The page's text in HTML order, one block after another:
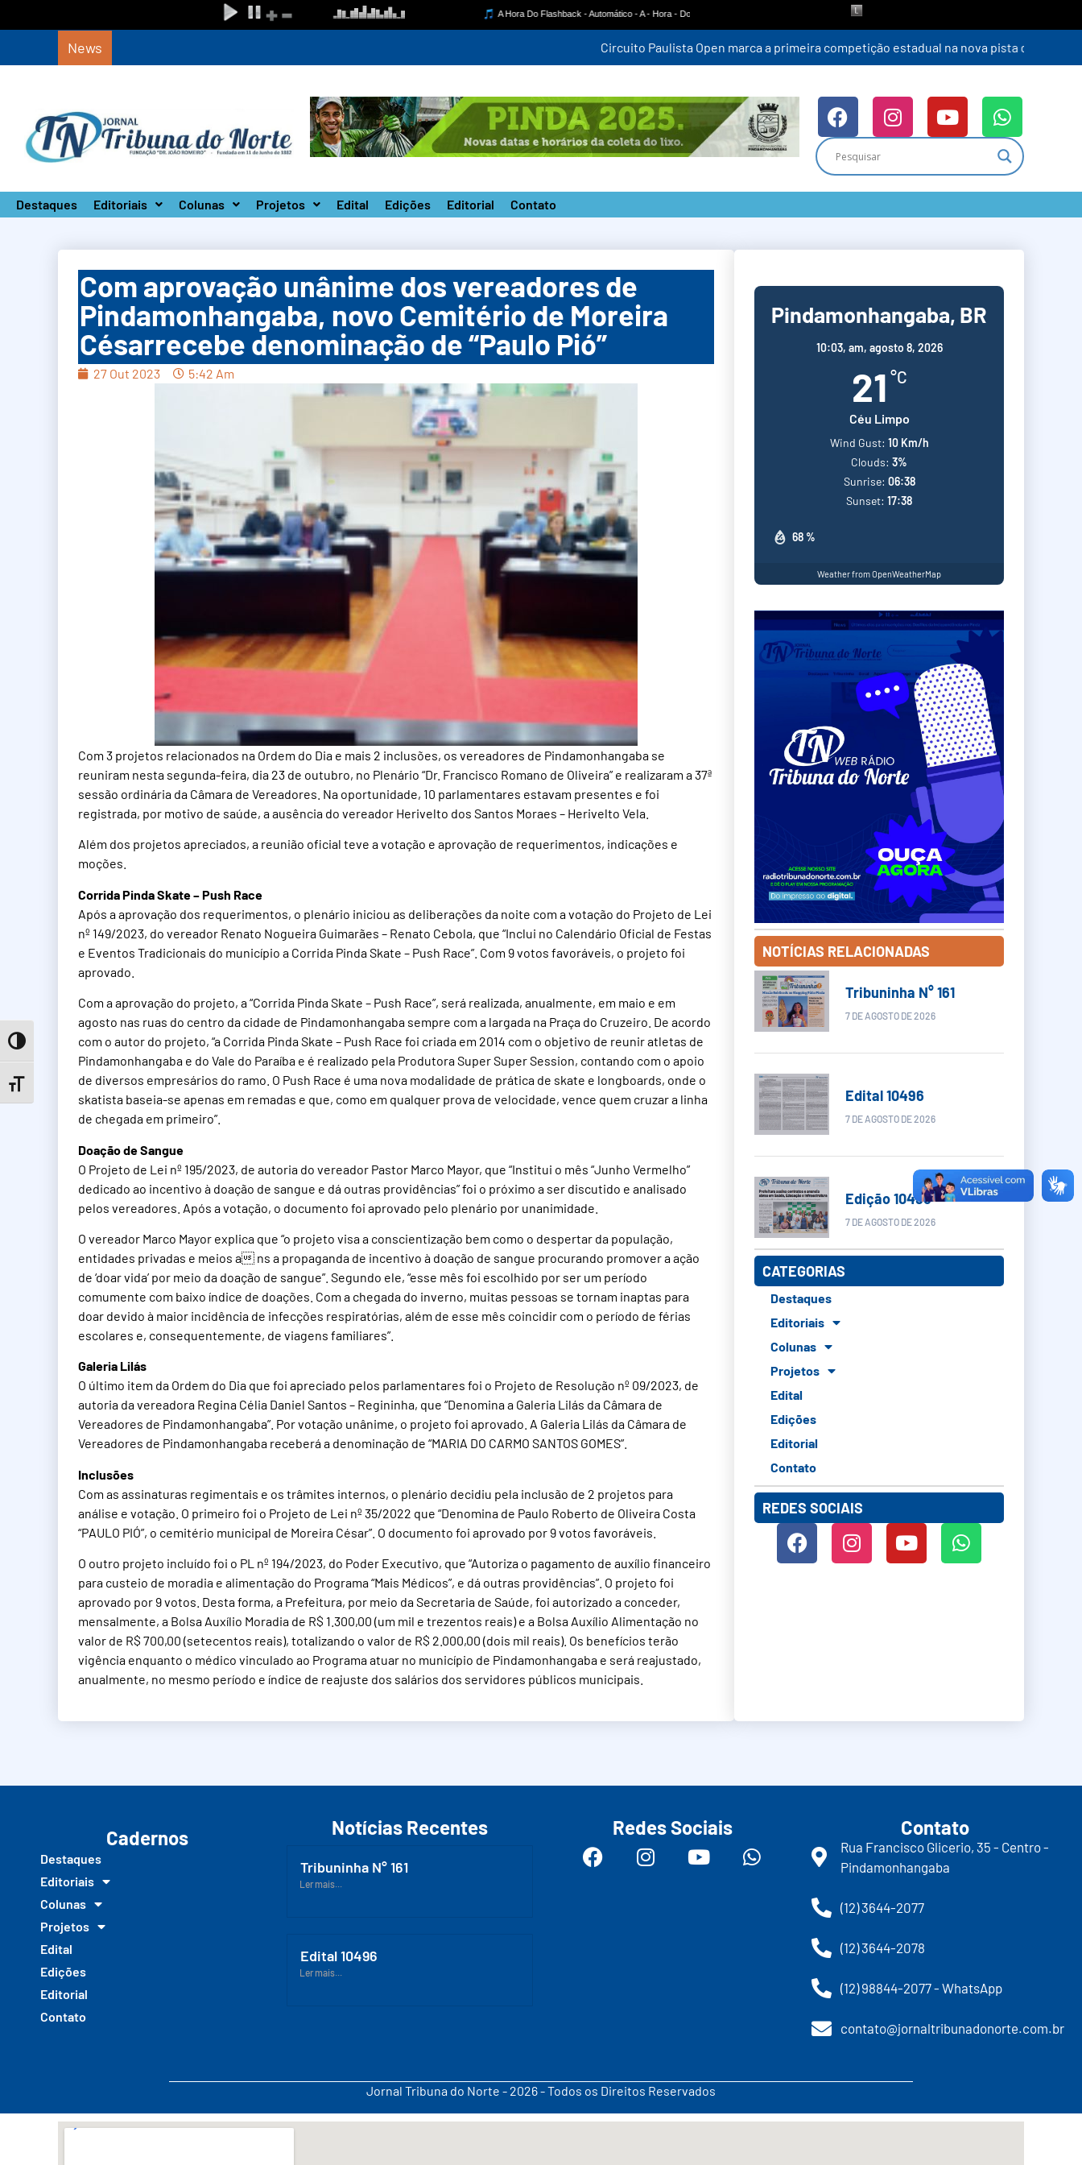
Toggle High Contrast
Toggle Font size
News Circuito Paulista Open marca a primeira competição estadual na nova pista do ‘João do Pulo’
Destaques Editoriais Colunas Projetos Edital Edições Editorial Contato
Com aprovação unânime dos vereadores de
Pindamonhangaba, novo Cemitério de Moreira
Césarrecebe denominação de “Paulo Pió”
27 Out 2023 5:42 Am
Com 3 projetos relacionados na Ordem do Dia e mais 2 inclusões, os vereadores de Pindamonhangaba se
reuniram nesta segunda-feira, dia 23 de outubro, no Plenário “Dr. Francisco Romano de Oliveira” e realizaram a 37ª
sessão ordinária da Câmara de Vereadores. Na oportunidade, 10 parlamentares estavam presentes e foi
registrada, por motivo de saúde, a ausência do vereador Herivelto dos Santos Moraes – Herivelto Vela.
Além dos projetos apreciados, a reunião oficial teve a votação e aprovação de requerimentos, indicações e
moções.
Corrida Pinda Skate – Push Race
Após a aprovação dos requerimentos, o plenário iniciou as deliberações da noite com a votação do Projeto de Lei
nº 149/2023, do vereador Renato Nogueira Guimarães – Renato Cebola, que “Inclui no Calendário Oficial de Festas
e Eventos Tradicionais do município a Corrida Pinda Skate – Push Race”. Com 9 votos favoráveis, o projeto foi
aprovado.
Com a aprovação do projeto, a “Corrida Pinda Skate – Push Race”, será realizada, anualmente, em maio e em
agosto nas ruas do centro da cidade de Pindamonhangaba sempre com a largada na Praça do Cruzeiro. De acordo
com o autor do projeto, “a Corrida Pinda Skate – Push Race foi criada em 2014 com o objetivo de reunir atletas de
Pindamonhangaba e do Vale do Paraíba e é realizado pela Produtora Super Super Session, contando com o apoio
de diversos empresários do ramo. O Push Race é uma nova modalidade de prática de skate e longboards, onde o
skatista baseia-se apenas em remadas e que, como em qualquer prova de velocidade, vence quem cruzar a linha
de chegada em primeiro”.
Doação de Sangue
O Projeto de Lei nº 195/2023, de autoria do vereador Pastor Marco Mayor, que “Institui o mês “Junho Vermelho”
dedicado ao incentivo à doação de sangue e dá outras providências” foi o próximo a ser discutido e analisado
pelos vereadores. Após a votação, o documento foi aprovado pelo plenário por unanimidade.
O vereador Marco Mayor explica que “o projeto visa a conscientização bem como o despertar da população,
entidades privadas e meios a ns a propaganda de incentivo à doação de sangue procurando promover a ação
de ‘doar vida’ por meio da doação de sangue”. Segundo ele, “esse mês foi escolhido por ser um período
comumente com baixo índice de doações. Com a chegada do inverno, muitas pessoas se tornam inaptas para
doar devido à maior incidência de infecções respiratórias, além de esse mês coincidir com o período de férias
escolares e, consequentemente, de viagens familiares”.
Galeria Lilás
O último item da Ordem do Dia que foi apreciado pelos parlamentares foi o Projeto de Resolução nº 09/2023, de
autoria da vereadora Regina Célia Daniel Santos – Regininha, que “Denomina a Galeria Lilás da Câmara de
Vereadores de Pindamonhangaba”. Por votação unânime, o projeto foi aprovado. A Galeria Lilás da Câmara de
Vereadores de Pindamonhangaba receberá a denominação de “MARIA DO CARMO SANTOS GOMES”.
Inclusões
Com as assinaturas regimentais e os trâmites internos, o plenário decidiu pela inclusão de 2 projetos para
análise e votação. O primeiro foi o Projeto de Lei nº 35/2022 que “Denomina de Paulo Roberto de Oliveira Costa
“PAULO PIÓ”, o cemitério municipal de Moreira César”. O documento foi aprovado por 9 votos favoráveis.
O outro projeto incluído foi o PL nº 194/2023, do Poder Executivo, que “Autoriza o pagamento de auxílio financeiro
para custeio de moradia e alimentação do Programa “Mais Médicos”, e dá outras providências”. O projeto foi
aprovado por 9 votos. Desta forma, a Prefeitura, por meio da Secretaria de Saúde, foi autorizado a conceder,
mensalmente, a Bolsa Auxílio Moradia de R$ 1.300,00 (um mil e trezentos reais) e a Bolsa Auxílio Alimentação no
valor de R$ 700,00 (setecentos reais), totalizando o valor de R$ 2.000,00 (dois mil reais). Os benefícios terão
vigência enquanto o médico vinculado ao Programa atuar no município de Pindamonhangaba e será reajustado,
anualmente, no mesmo período e índice de reajuste dos salários dos servidores públicos municipais.
Pindamonhangaba, BR
10:03, am, agosto 8, 2026
21 °C
Céu Limpo
68 %
Wind Gust: 10 Km/h
Clouds: 3%
Sunrise: 06:38
Sunset: 17:38
Weather from OpenWeatherMap
NOTÍCIAS RELACIONADAS
Tribuninha N° 161
7 DE AGOSTO DE 2026
Edital 10496
7 DE AGOSTO DE 2026
Edição 10496
7 DE AGOSTO DE 2026
CATEGORIAS
Destaques
Editoriais
Colunas
Projetos
Edital
Edições
Editorial
Contato
REDES SOCIAIS
Cadernos
Destaques
Editoriais
Colunas
Projetos
Edital
Edições
Editorial
Contato
Notícias Recentes
Tribuninha N° 161
Ler mais...
Edital 10496
Ler mais...
Redes Sociais Contato
Rua Francisco Glicerio, 35 - Centro -
Pindamonhangaba
(12) 3644-2077
(12) 3644-2078
(12) 98844-2077 - WhatsApp
contato@jornaltribunadonorte.com.br
Jornal Tribuna do Norte - 2026 - Todos os Direitos Reservados